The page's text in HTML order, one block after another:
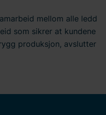
mellom alle ledd
som sikrer at kundene
produksjon, avslutter